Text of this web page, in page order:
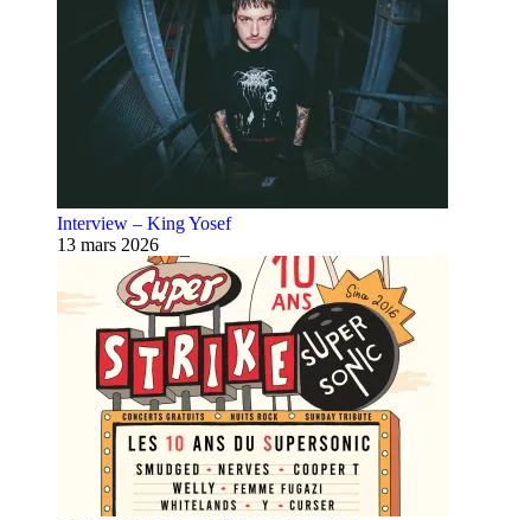
Interview – King Yosef
13 mars 2026